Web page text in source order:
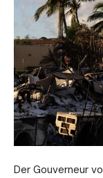
Der Gouverneur